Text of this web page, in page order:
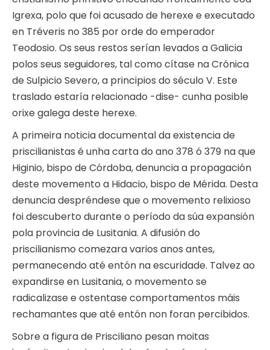
Igrexa, polo que foi acusado de herexe e executado
en Tréveris no 385 por orde do emperador
Teodosio. Os seus restos serían levados a Galicia
polos seus seguidores, tal como cítase na Crónica
de Sulpicio Severo, a principios do século V. Este
traslado estaría relacionado -dise- cunha posible
orixe galega deste herexe.
A primeira noticia documental da existencia de
priscilianistas é unha carta do ano 378 ó 379 na que
Higinio, bispo de Córdoba, denuncia a propagación
deste movemento a Hidacio, bispo de Mérida. Desta
denuncia despréndese que o movemento relixioso
foi descuberto durante o período da súa expansión
pola provincia de Lusitania. A difusión do
priscilianismo comezara varios anos antes,
permanecendo até entón na escuridade. Talvez ao
expandirse en Lusitania, o movemento se
radicalizase e ostentase comportamentos máis
rechamantes que até entón non foran percibidos.
Sobre a figura de Prisciliano pesan moitas